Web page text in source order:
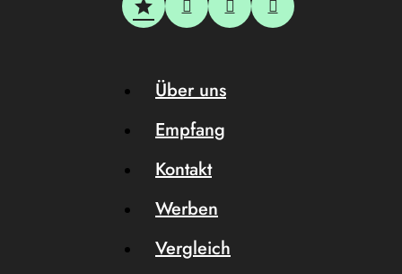
Über uns
Empfang
Kontakt
Werben
Vergleich